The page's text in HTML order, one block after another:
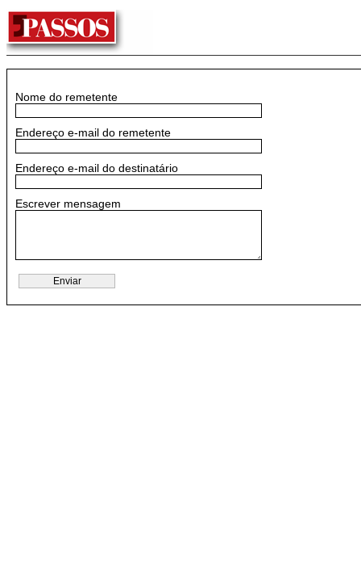
Nome do remetente
Endereço e-mail do remetente
Endereço e-mail do destinatário
Escrever mensagem